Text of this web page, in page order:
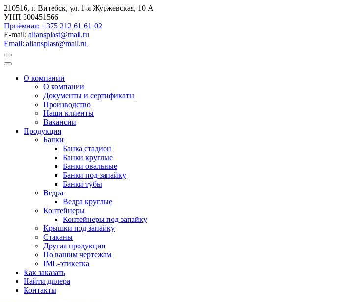
210516, г. Витебск, ул. 1-я Журжевская, 10 А
УНП 300451566
Приёмная: +375 212 61-61-02
E-mail: aliansplast@mail.ru
Email: aliansplast@mail.ru
О компании
О компании
Документы и сертификаты
Производство
Наши клиенты
Вакансии
Продукция
Банки
Банка стадион
Банки круглые
Банки овальные
Банки под запайку
Банки тубы
Ведра
Ведра круглые
Контейнеры
Контейнеры под запайку
Крышки под запайку
Стаканы
Другая продукция
По вашим чертежам
IML-этикетка
Как заказать
Найти дилера
Контакты